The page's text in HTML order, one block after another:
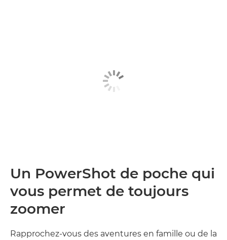
Un PowerShot de poche qui
vous permet de toujours
zoomer
Rapprochez-vous des aventures en famille ou de la